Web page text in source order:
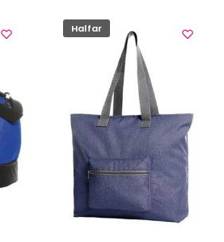
variaties.
Deze
gekozen
worden
productpagina
Halfar